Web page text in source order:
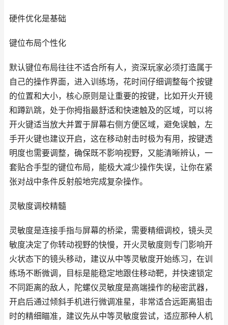
硬件优化是基础
键位布局个性化
默认键位布局往往不适合所有人，资深玩家必须打造属于
自己的操作界面，进入训练场，花时间仔细调整每个按键
的位置和大小，核心原则是让重要的按键，比如开火开镜
和蹲趴跳，处于你拇指最舒适和快速触及的区域，可以将
开火键适当放大并置于屏幕右侧方便区域，避免误触，左
手开火键也建议开启，这在移动射击时极为有用，按键透
明度也需要调整，确保既不影响视野，又能清晰辨认，一
套贴合手型的键位布局，能极大减少操作失误，让你在紧
张对战中条件反射般地完成复杂操作。
灵敏度调校精髓
灵敏度是连接手指与屏幕的桥梁，需要精细调校，镜头灵
敏度决定了你转动视野的快慢，开火灵敏度则专门影响开
火状态下的镜头移动，建议从中等灵敏度开始练习，在训
练场不断微调，目标是能稳定地跟住移动靶，并快速锁定
不同距离的敌人，陀螺仪灵敏度是高端操作的秘密武器，
开启后通过倾斜手机进行微调准星，非常适合远距离狙击
时的精细瞄准，建议先从中等灵敏度尝试，适应那种人机